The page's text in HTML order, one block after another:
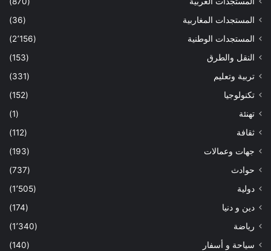
المستجدات المغاربية
(36)
المستجدات الوطنية
(2٬156)
النقل والطرق
(153)
تربية وتعليم
(331)
تكنولوجيا
(152)
تهنئة
(1)
ثقافة
(112)
جهات وعمالات
(193)
حوادث
(737)
دولية
(1٬505)
دين و دنيا
(174)
رياضة
(1٬340)
سياحة و أسفار
(140)